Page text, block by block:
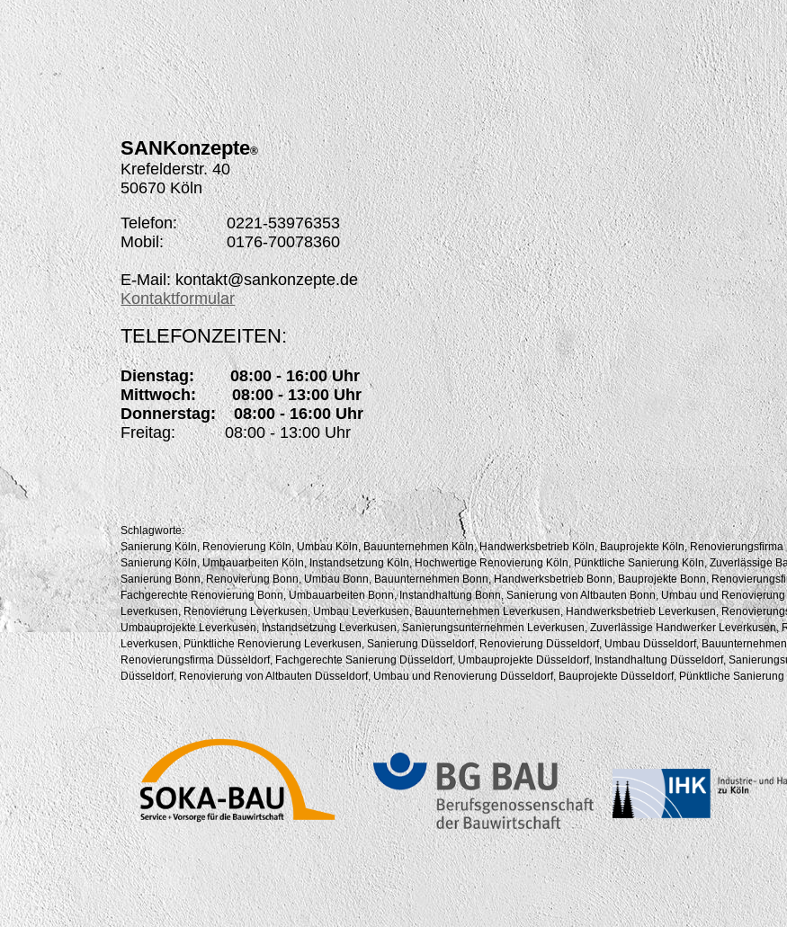
SANKonzepte®
Krefelderstr. 40
50670 Köln
Telefon: 0221-53976353
Mobil: 0176-70078360
E-Mail: kontakt@sankonzepte.de
Kontaktformular
TELEFONZEITEN:
Dienstag: 08:00 - 16:00 Uhr
Mittwoch: 08:00 - 13:00 Uhr
Donnerstag: 08:00 - 16:00 Uhr
Freitag: 08:00 - 13:00 Uhr
Schlagworte:
Sanierung Köln, Renovierung Köln, Umbau Köln, Bauunternehmen Köln, Handwerksbetrieb Köln, Bauprojekte Köln,
Sanierung Köln, Umbauarbeiten Köln, Instandsetzung Köln, Hochwertige Renovierung Köln, Pünktliche Sanierung Köln, Zuverlässige
Sanierung Bonn, Renovierung Bonn, Umbau Bonn, Bauunternehmen Bonn, Handwerksbetrieb Bonn, Bauprojekte Bonn,
Fachgerechte Renovierung Bonn, Umbauarbeiten Bonn, Instandhaltung Bonn, Sanierung von Altbauten Bonn, Umbau und
Leverkusen, Renovierung Leverkusen, Umbau Leverkusen, Bauunternehmen Leverkusen, Handwerksbetrieb Leverkusen,
Umbauprojekte Leverkusen, Instandsetzung Leverkusen, Sanierungsunternehmen Leverkusen, Zuverlässige Handwerker Leverkusen,
Leverkusen, Pünktliche Renovierung Leverkusen, Sanierung Düsseldorf, Renovierung Düsseldorf, Umbau Düsseldorf,
Renovierungsfirma Düsseldorf, Fachgerechte Sanierung Düsseldorf, Umbauprojekte Düsseldorf, Instandhaltung Düsseldorf,
Düsseldorf, Renovierung von Altbauten Düsseldorf, Umbau und Renovierung Düsseldorf, Bauprojekte Düsseldorf, Pünktliche